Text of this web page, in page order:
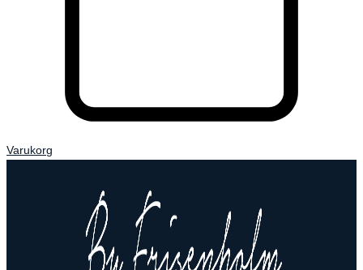
Varukorg